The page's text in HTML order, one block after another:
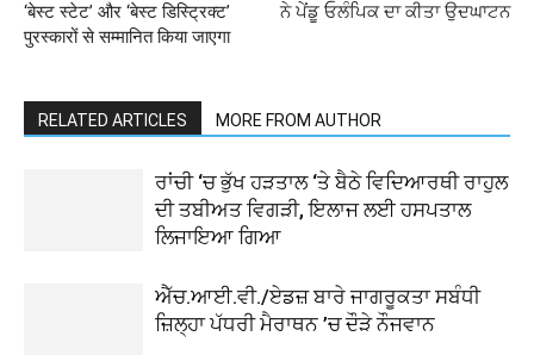
‘बेस्ट स्टेट’ और ‘बेस्ट डिस्ट्रिक्ट’
पुरस्कारों से सम्मानित किया जाएगा
ਨੇ ਪੇਂਡੂ ਓਲੰਪਿਕ ਦਾ ਕੀਤਾ ਉਦਘਾਟਨ
RELATED ARTICLES MORE FROM AUTHOR
ਰਾਂਚੀ ‘ਚ ਭੁੱਖ ਹੜਤਾਲ ‘ਤੇ ਬੈਠੇ ਵਿਦਿਆਰਥੀ ਰਾਹੁਲ
ਦੀ ਤਬੀਅਤ ਵਿਗੜੀ, ਇਲਾਜ ਲਈ ਹਸਪਤਾਲ
ਲਿਜਾਇਆ ਗਿਆ
ਐੱਚ.ਆਈ.ਵੀ./ਏਡਜ਼ ਬਾਰੇ ਜਾਗਰੂਕਤਾ ਸਬੰਧੀ
ਜ਼ਿਲ੍ਹਾ ਪੱਧਰੀ ਮੈਰਾਥਨ ’ਚ ਦੌੜੇ ਨੌਜਵਾਨ